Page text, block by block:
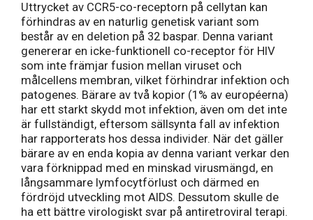
Uttrycket av CCR5-co-receptorn på cellytan kan
förhindras av en naturlig genetisk variant som
består av en deletion på 32 baspar. Denna variant
genererar en icke-funktionell co-receptor för HIV
som inte främjar fusion mellan viruset och
målcellens membran, vilket förhindrar infektion och
patogenes. Bärare av två kopior (1% av européerna)
har ett starkt skydd mot infektion, även om det inte
är fullständigt, eftersom sällsynta fall av infektion
har rapporterats hos dessa individer. När det gäller
bärare av en enda kopia av denna variant verkar den
vara förknippad med en minskad virusmängd, en
långsammare lymfocytförlust och därmed en
fördröjd utveckling mot AIDS. Dessutom skulle de
ha ett bättre virologiskt svar på antiretroviral terapi.